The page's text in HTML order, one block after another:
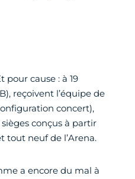
pour cause : à 19
reçoivent l’équipe de
concert),
conçus à partir
tout neuf de l’Arena.
a encore du mal à